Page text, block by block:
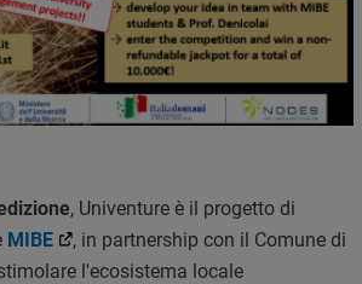
, Univenture è il progetto di
MIBE
, in partnership con il Comune di
l'ecosistema locale